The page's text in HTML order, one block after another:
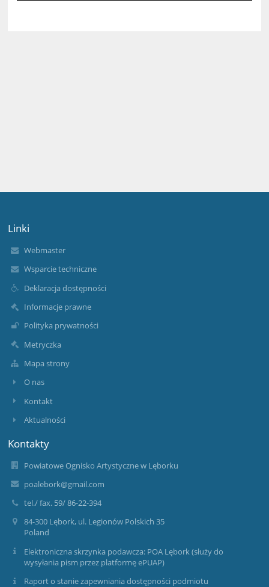
Linki
Webmaster
Wsparcie techniczne
Deklaracja dostępności
Informacje prawne
Polityka prywatności
Metryczka
Mapa strony
O nas
Kontakt
Aktualności
Kontakty
Powiatowe Ognisko Artystyczne w Lęborku
poalebork@gmail.com
tel./ fax. 59/ 86-22-394
84-300 Lębork, ul. Legionów Polskich 35
Poland
Elektroniczna skrzynka podawcza: POA Lębork (służy do
wysyłania pism przez platformę ePUAP)
Raport o stanie zapewniania dostępności podmiotu